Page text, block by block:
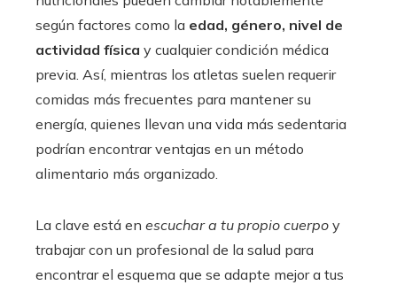
según factores como la edad, género, nivel de
actividad física y cualquier condición médica
previa. Así, mientras los atletas suelen requerir
comidas más frecuentes para mantener su
energía, quienes llevan una vida más sedentaria
podrían encontrar ventajas en un método
alimentario más organizado.
La clave está en escuchar a tu propio cuerpo y
trabajar con un profesional de la salud para
encontrar el esquema que se adapte mejor a tus